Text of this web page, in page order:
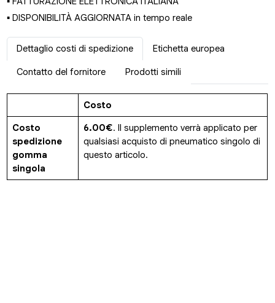
▪ DISPONIBILITÀ AGGIORNATA in tempo reale
Dettaglio costi di spedizione Etichetta europea
Contatto del fornitore Prodotti simili
Costo
Costo
spedizione
gomma
singola
6.00€. Il supplemento verrà applicato per
qualsiasi acquisto di pneumatico singolo di
questo articolo.